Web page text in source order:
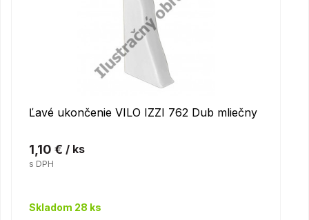
Ľavé ukončenie VILO IZZI 762 Dub mliečny
1,10 € / ks
s DPH
Skladom 28 ks